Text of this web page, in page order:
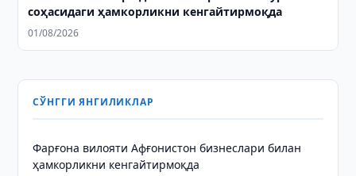
соҳасидаги ҳамкорликни кенгайтирмоқда
01/08/2026
СЎНГГИ ЯНГИЛИКЛАР
Фарғона вилояти Афғонистон бизнеслари билан
ҳамкорликни кенгайтирмоқда